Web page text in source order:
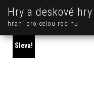
Hry a deskové hry
hraní pro celou rodinu
Sleva!